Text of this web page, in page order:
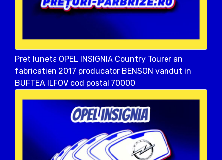
Pret luneta OPEL INSIGNIA Country Tourer an
fabricatien 2017 producator BENSON vandut in
BUFTEA ILFOV cod postal 70000